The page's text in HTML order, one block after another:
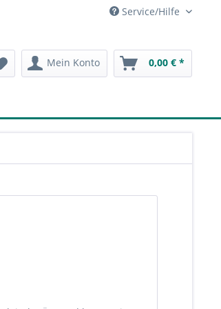
Service/Hilfe
Mein Konto 0,00 € *